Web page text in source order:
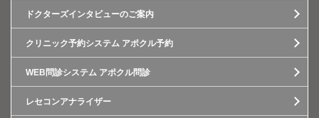
ドクターズインタビューのご案内
クリニック予約システム アポクル予約
WEB問診システム アポクル問診
レセコンアナライザー